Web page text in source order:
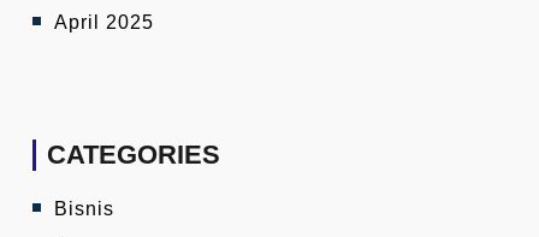
April 2025
CATEGORIES
Bisnis